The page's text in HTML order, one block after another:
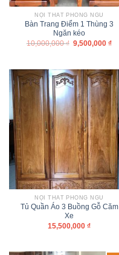
NỘI THẤT PHÒNG NGỦ
Bàn Trang Điểm 1 Thùng 3
Ngăn kéo
10,000,000₫ 9,500,000₫
NỘI THẤT PHÒNG NGỦ
Tủ Quần Áo 3 Buồng Gỗ Căm
Xe
15,500,000 ₫